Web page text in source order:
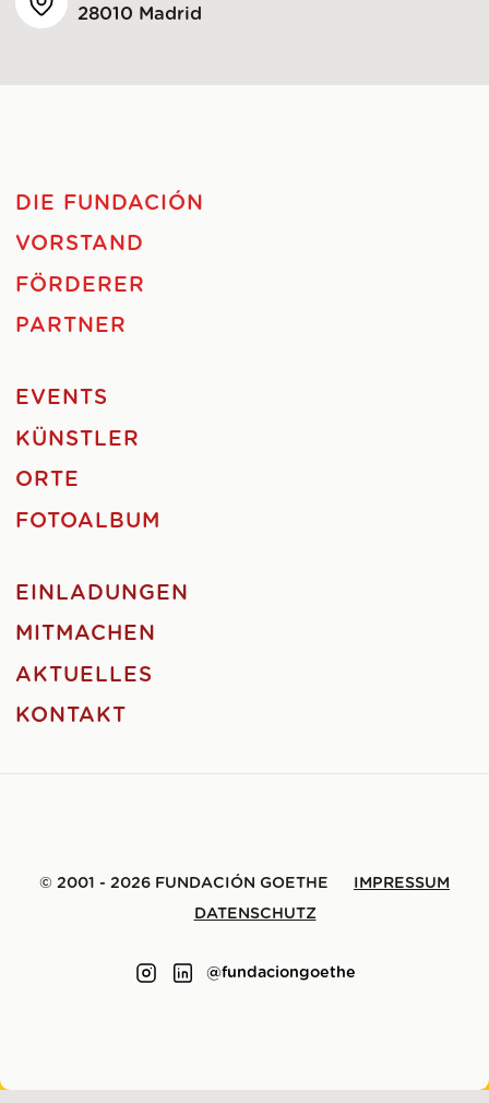
28010 Madrid
DIE FUNDACIÓN
VORSTAND
FÖRDERER
PARTNER
EVENTS
KÜNSTLER
ORTE
FOTOALBUM
EINLADUNGEN
MITMACHEN
AKTUELLES
KONTAKT
© 2001 - 2026 FUNDACIÓN GOETHE
IMPRESSUM
DATENSCHUTZ
@fundaciongoethe